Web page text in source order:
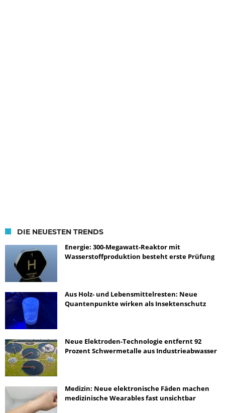
DIE NEUESTEN TRENDS
Energie: 300-Megawatt-Reaktor mit
Wasserstoffproduktion besteht erste Prüfung
Aus Holz- und Lebensmittelresten: Neue
Quantenpunkte wirken als Insektenschutz
Neue Elektroden-Technologie entfernt 92
Prozent Schwermetalle aus Industrieabwasser
Medizin: Neue elektronische Fäden machen
medizinische Wearables fast unsichtbar